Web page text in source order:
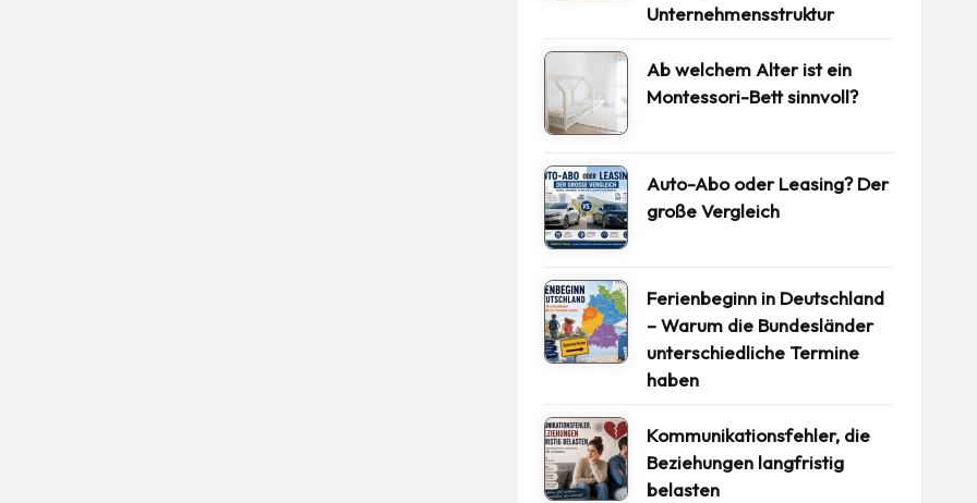
Unternehmensstruktur
Ab welchem Alter ist ein
Montessori-Bett sinnvoll?
Auto-Abo oder Leasing? Der
große Vergleich
Ferienbeginn in Deutschland
– Warum die Bundesländer
unterschiedliche Termine
haben
Kommunikationsfehler, die
Beziehungen langfristig
belasten